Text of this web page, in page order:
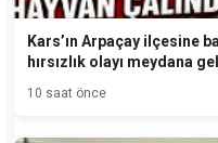
Kars’ın Arpaçay ilçesine
hırsızlık olayı meydana
10 saat önce